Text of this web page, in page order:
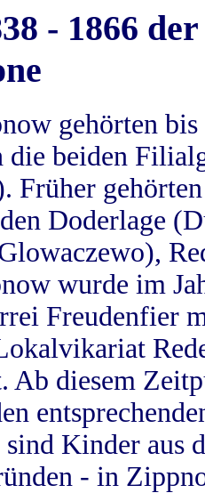
- 1866
gehörten
beiden
Früher
Doderlage
wurde im
Freudenfier
Ab diesem
Kinder aus
- in